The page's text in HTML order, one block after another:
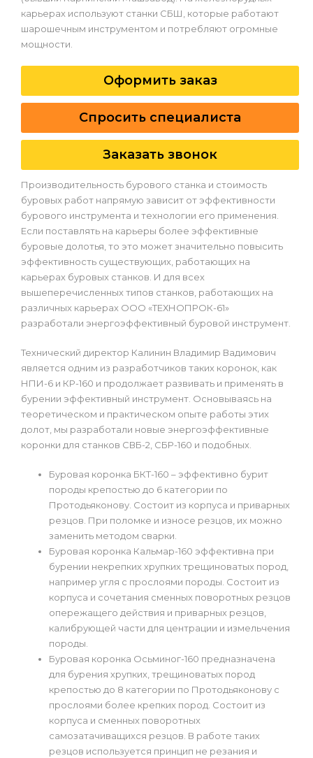
карьерах используют станки СБШ, которые работают
шарошечным инструментом и потребляют огромные
мощности.
Оформить заказ
Спросить специалиста
Заказать звонок
Производительность бурового станка и стоимость
буровых работ напрямую зависит от эффективности
бурового инструмента и технологии его применения.
Если поставлять на карьеры более эффективные
буровые долотья, то это может значительно повысить
эффективность существующих, работающих на
карьерах буровых станков. И для всех
вышеперечисленных типов станков, работающих на
различных карьерах ООО «ТЕХНОПРОК-61»
разработали энергоэффективный буровой инструмент.
Технический директор Калинин Владимир Вадимович
является одним из разработчиков таких коронок, как
НПИ-6 и КР-160 и продолжает развивать и применять в
бурении эффективный инструмент. Основываясь на
теоретическом и практическом опыте работы этих
долот, мы разработали новые энергоэффективные
коронки для станков СВБ-2, СБР-160 и подобных.
Буровая коронка БКТ-160 – эффективно бурит
породы крепостью до 6 категории по
Протодьяконову. Состоит из корпуса и приварных
резцов. При поломке и износе резцов, их можно
заменить методом сварки.
Буровая коронка Кальмар-160 эффективна при
бурении некрепких хрупких трещиноватых пород,
например угля с прослоями породы. Состоит из
корпуса и сочетания сменных поворотных резцов
опережащего действия и приварных резцов,
калибрующей части для центрации и измельчения
породы.
Буровая коронка Осьминог-160 предназначена
для бурения хрупких, трещиноватых пород
крепостью до 8 категории по Протодьяконову с
прослоями более крепких пород. Состоит из
корпуса и сменных поворотных
самозатачиващихся резцов. В работе таких
резцов используется принцип не резания и